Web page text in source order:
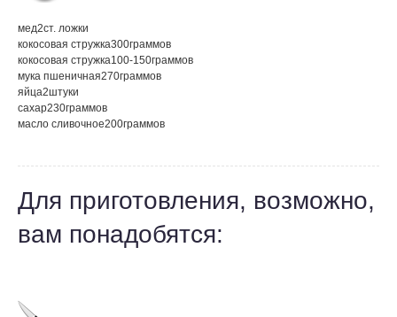
мед2ст. ложки
кокосовая стружка300граммов
кокосовая стружка100-150граммов
мука пшеничная270граммов
яйца2штуки
сахар230граммов
масло сливочное200граммов
Для приготовления, возможно,
вам понадобятся: